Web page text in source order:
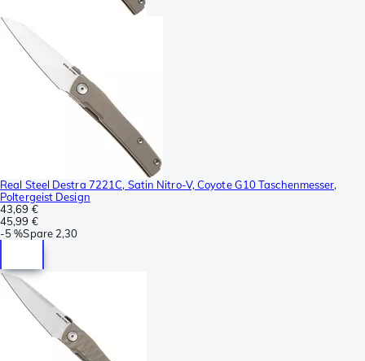
Real Steel Destra 7221C, Satin Nitro-V, Coyote G10 Taschenmesser,
Poltergeist Design
43,69 €
45,99 €
-5 %Spare 2,30